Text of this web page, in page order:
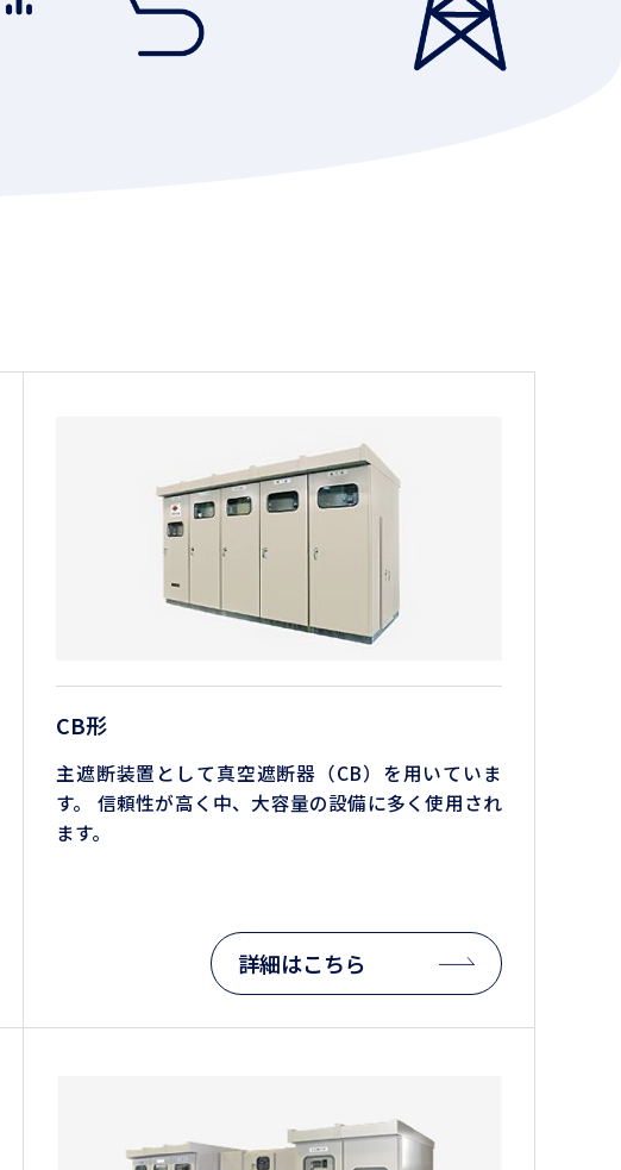
CB形
主遮断装置として真空遮断器（CB）を用いていま
す。 信頼性が高く中、大容量の設備に多く使用され
ます。
詳細はこちら